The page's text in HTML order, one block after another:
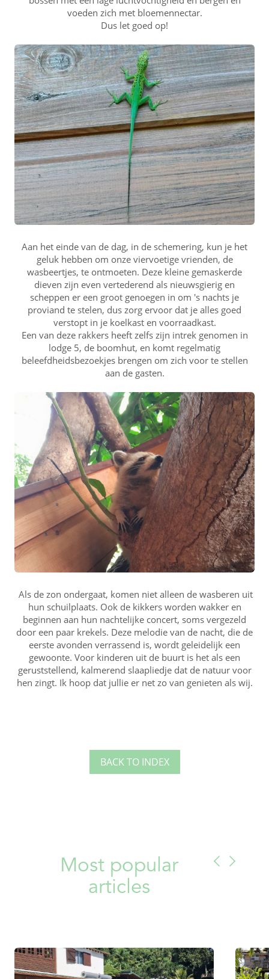
voeden zich met bloemennectar.
Dus let goed op!
Aan het einde van de dag, in de schemering, kun je het
geluk hebben om onze viervoetige vrienden, de
wasbeertjes, te ontmoeten. Deze kleine gemaskerde
dieven zijn even vertederend als nieuwsgierig en
scheppen er een groot genoegen in om 's nachts je
proviand te stelen, dus zorg ervoor dat je alles goed
verstopt in je koelkast en voorraadkast.
Een van deze rakkers heeft zelfs zijn intrek genomen in
lodge 5, de boomhut, en komt regelmatig
beleefdheidsbezoekjes brengen om zich voor te stellen
aan de gasten.
Als de zon ondergaat, komen niet alleen de wasberen uit
hun schuilplaats. Ook de kikkers worden wakker en
beginnen aan hun nachtelijke concert, soms vergezeld
door een paar krekels. Deze melodie van de nacht, die de
eerste avonden verrassend is, wordt geleidelijk een
gewoonte. Voor kinderen uit de buurt is het als een
geruststellend, kalmerend slaapliedje dat de natuur voor
hen zingt. Ik hoop dat jullie er net zo van genieten als wij.
BACK TO INDEX
Most popular
articles